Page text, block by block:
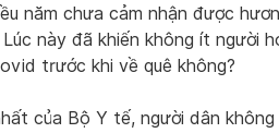
năm chưa cảm nhận được
này đã khiến không ít người
trước khi về quê không?
của Bộ Y tế, người dân